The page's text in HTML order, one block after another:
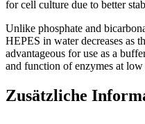
for cell culture due to better
Unlike phosphate and
HEPES in water decreases as
advantageous for use as a
and function of enzymes at low
Zusätzliche